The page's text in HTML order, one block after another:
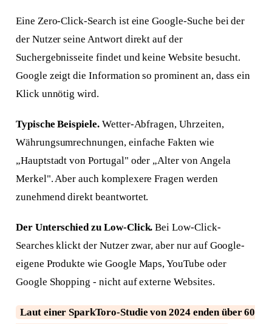
Eine Zero-Click-Search ist eine Google-Suche bei der
der Nutzer seine Antwort direkt auf der
Suchergebnisseite findet und keine Website besucht.
Google zeigt die Information so prominent an, dass ein
Klick unnötig wird.
Typische Beispiele.Wetter-Abfragen, Uhrzeiten,
Währungsumrechnungen, einfache Fakten wie
„Hauptstadt von Portugal" oder „Alter von Angela
Merkel". Aber auch komplexere Fragen werden
zunehmend direkt beantwortet.
Der Unterschied zu Low-Click. Bei Low-Click-
Searches klickt der Nutzer zwar, aber nur auf Google-
eigene Produkte wie Google Maps, YouTube oder
Google Shopping - nicht auf externe Websites.
Laut einer SparkToro-Studie von 2024 enden über 60